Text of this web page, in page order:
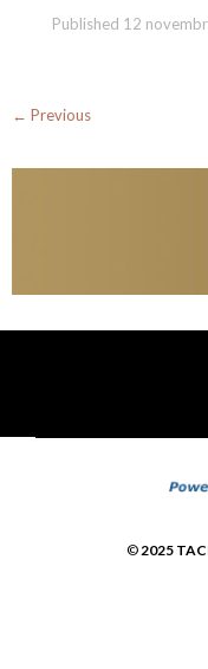
Published 12
← Previous
©2025